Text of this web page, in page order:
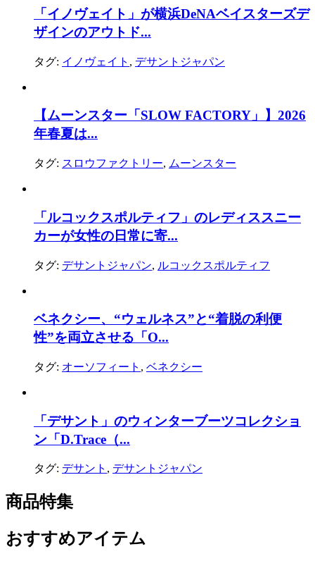
「イノヴェイト」が横浜DeNAベイスターズデ
ザインのアウトド...
タグ: イノヴェイト , デサントジャパン
【ムーンスター「SLOW FACTORY」】2026
年春夏は...
タグ: スロウファクトリー, ムーンスター
「ルコックスポルティフ」のレディススニー
カーが女性の日常に寄...
タグ: デサントジャパン, ルコックスポルティフ
ベネクシー、“ウェルネス”と“着脱の利便
性”を両立させる「O...
タグ: オーソフィート , ベネクシー
「デサント」のウィンターブーツコレクショ
ン「D.Trace（...
タグ: デサント , デサントジャパン
商品特集
おすすめアイテム